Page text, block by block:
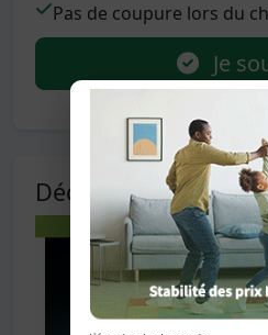
Pas de coupure lors du
Je
Découvrez en plus